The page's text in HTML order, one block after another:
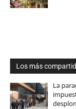
Los más
La